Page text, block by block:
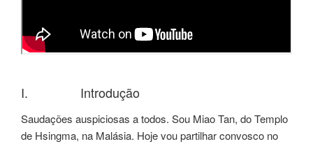
I. Introdução
Saudações auspiciosas a todos. Sou Miao Tan, do Templo
de Hsingma, na Malásia. Hoje vou partilhar convosco no